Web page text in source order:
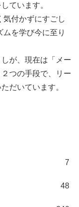
ています。
気付かずにすごし
を学び今に至り
が、現在は「メー
つの手段で、リー
だいています。
7
48